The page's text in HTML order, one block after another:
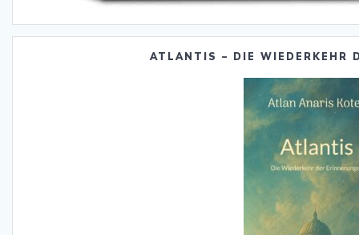
ATLANTIS – DIE WIEDERKEHR